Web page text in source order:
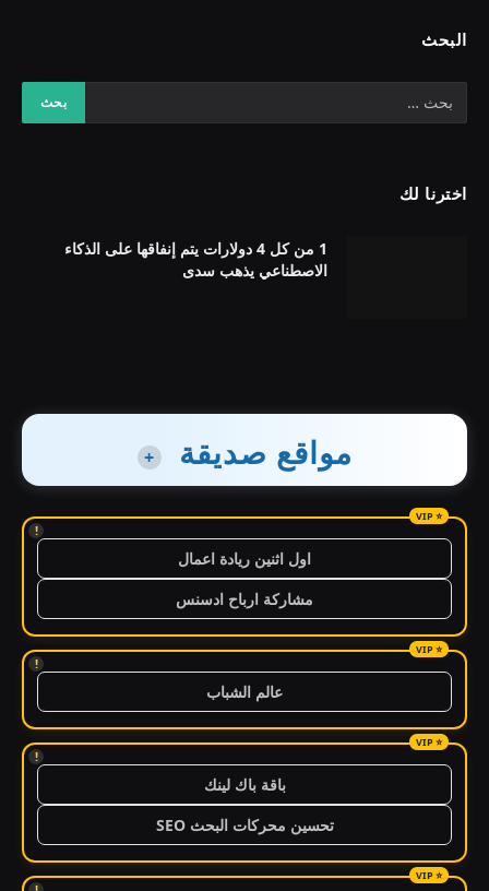
البحث
اخترنا لك
1 من كل 4 دولارات يتم إنفاقها على الذكاء
الاصطناعي يذهب سدى
مواقع صديقة +
!
اول اثنين ريادة اعمال
مشاركة ارباح ادسنس
!
عالم الشباب
!
باقة باك لينك
تحسين محركات البحث SEO